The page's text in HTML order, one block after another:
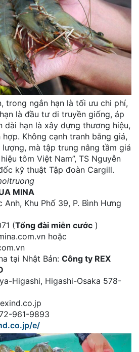
trong ngắn hạn là tối ưu chi phí,
là đầu tư di truyền giống, áp
dài hạn là xây dựng thương hiệu,
Không cạnh tranh bằng giá,
mà tập trung nâng tầm giá
tôm Việt Nam”, TS Nguyễn
kỹ thuật Tập đoàn Cargill.
MINA
Khu Phố 39, P. Bình Hưng
(Tổng đài miễn cước )
hoặc
tại Nhật Bản: Công ty REX
Higashi, Higashi-Osaka 578-
961-9893
e/